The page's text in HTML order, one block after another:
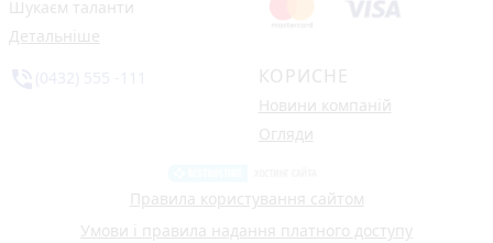
Шукаєм таланти
Детальніше
КОРИСНЕ
Новини компаній
Огляди
Правила користування сайтом
Умови і правила надання платного доступу